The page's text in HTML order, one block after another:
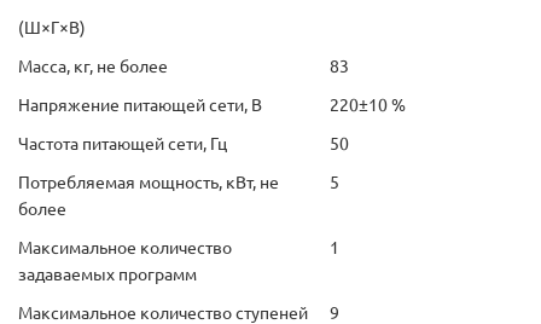
(Ш×Г×В)
Масса, кг, не более
83
Напряжение питающей сети, В
Частота питающей сети, Гц
220±10 %
50
Потребляемая мощность, кВт, не
более
5
Максимальное количество
задаваемых программ
1
Максимальное количество ступеней
9